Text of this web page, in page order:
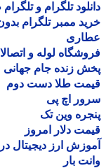
تلگرام و تلگرام
ممبر تلگرام بدون
لوله و اتصالات
زنده جام جهانی
طلا دست دوم
اچ پی
وین تک
دلار امروز
ارز دیجیتال در
بار